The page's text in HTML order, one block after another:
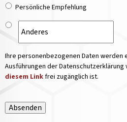
Persönliche Empfehlung
Ihre personenbezogenen Daten werden
Ausführungen der
diesem Linkfrei zugänglich ist.
Absenden